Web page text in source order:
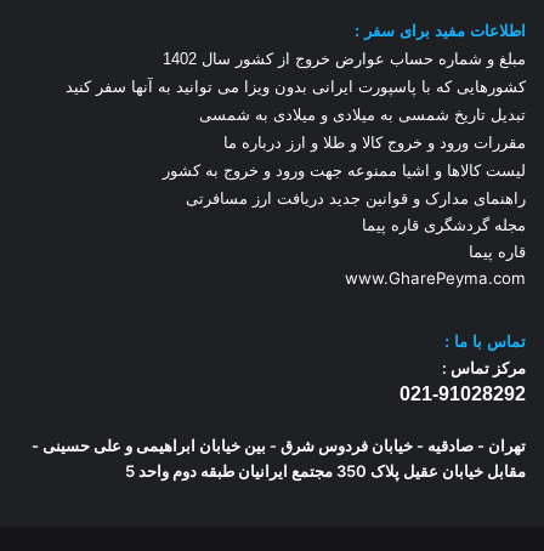
اطلاعات مفید برای سفر :
مبلغ و شماره حساب عوارض خروج از کشور سال 1 402
کشورهایی که با پاسپورت ایرانی بدون ویزا می توانید به آنها سفر کنید
تبدیل تاریخ شمسی به میلادی و میلادی به شمسی
مقررات ورود و خروج کالا و طلا و ارز درباره ما
لیست کالاها و اشیا ممنوعه جهت ورود و خروج به کشور
راهنمای مدارک و قوانین جدید دریافت ارز مسافرتی
مجله گردشگری قاره پیما
قاره پیما
www.GharePeyma.com
تماس با ما :
مرکز تماس :
021-91028292
تهران - صادقیه - خیابان فردوس شرق - بین خیابان ابراهیمی و علی حسینی -
مقابل خیابان عقیل پلاک 350 مجتمع ایرانیان طبقه دوم واحد 5